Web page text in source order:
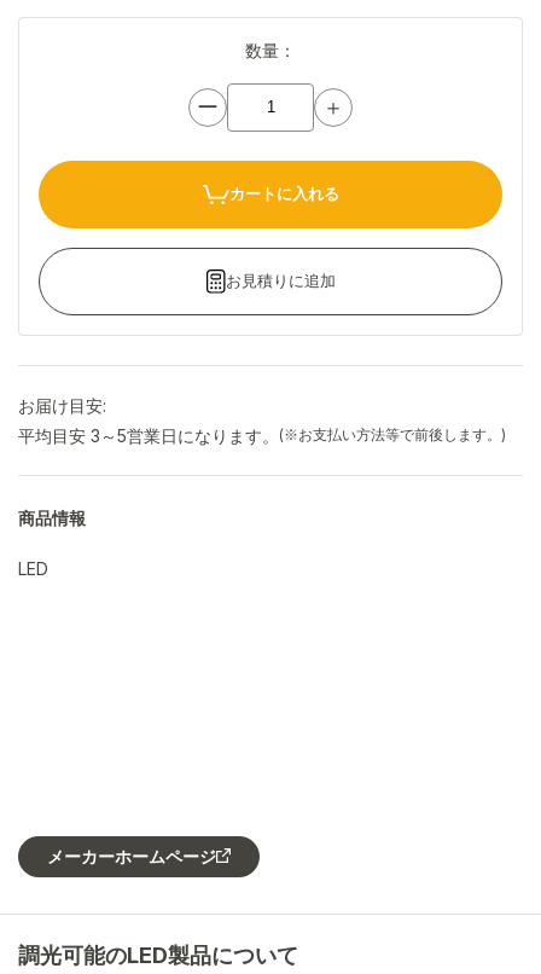
数量：
ー ＋
カートに入れる
お見積りに追加
お届け目安:
平均目安 3～5営業日になります。
(※お支払い方法等で前後します。)
商品情報
LED
メーカーホームページ
調光可能のLED製品について